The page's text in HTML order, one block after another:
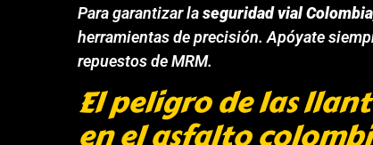
Para garantizar laseguridad vial Colombia
herramientas de precisión. Apóyate
repuestos de MRM.
El peligro de las